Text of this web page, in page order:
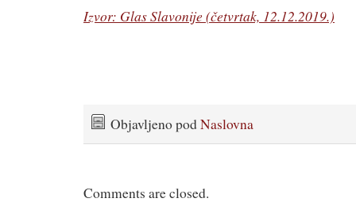
Izvor: Glas Slavonije (četvrtak, 12.12.2019.)
Objavljeno podNaslovna
Comments are closed.